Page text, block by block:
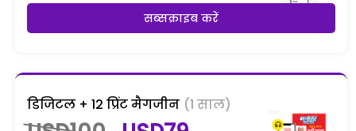
सब्सक्राइब करें
डिजिटल + 12 प्रिंट मैगजीन (1 साल)